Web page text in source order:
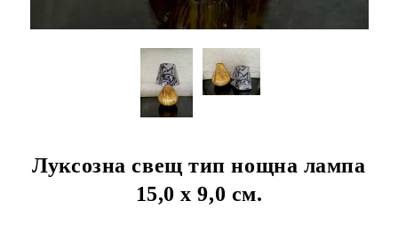
Луксозна свещ тип нощна лампа
15,0 х 9,0 см.